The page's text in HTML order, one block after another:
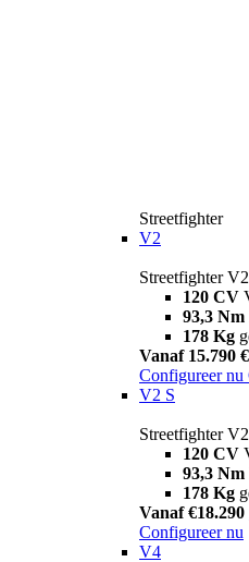
Streetfighter
V2
Streetfighter V2
120 CV
93,3 Nm
178 Kg
Vanaf 15.790 €
Configureer nu
V2 S
Streetfighter
120 CV
93,3 Nm
178 Kg
Vanaf €18.290
Configureer nu
V4